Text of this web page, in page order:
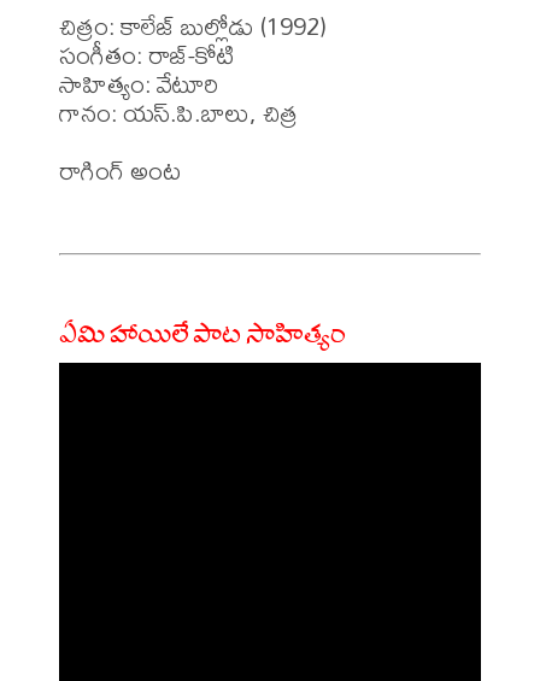
చిత్రం: కాలేజ్ బుల్లోడు (1992)
సంగీతం: రాజ్-కోటి
సాహిత్యం: వేటూరి
గానం: యస్.పి.బాలు, చిత్ర
రాగింగ్ అంట
ఏమి హాయిలే పాట సాహిత్యం